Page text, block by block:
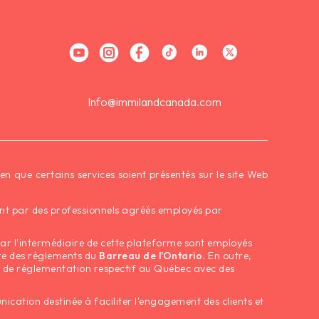
Info@immilandcanada.com
certains services soient présentés sur le site Web
par des professionnels agréés employés par
l'intermédiaire de cette plateforme sont employés
des règlements du Barreau de l'Ontario. En outre,
réglementation respectif au Québec avec des
destinée à faciliter l'engagement des clients et